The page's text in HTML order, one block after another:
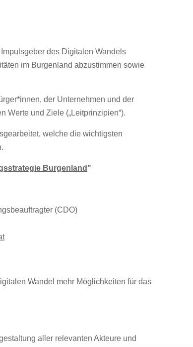
des Digitalen Wandels
im Burgenland abzustimmen sowie
der Unternehmen und der
Werte und Ziele („Leitprinzipien“).
welche die wichtigsten
Burgenland "
(CDO)
Wandel mehr Möglichkeiten für das
aller relevanten Akteure und